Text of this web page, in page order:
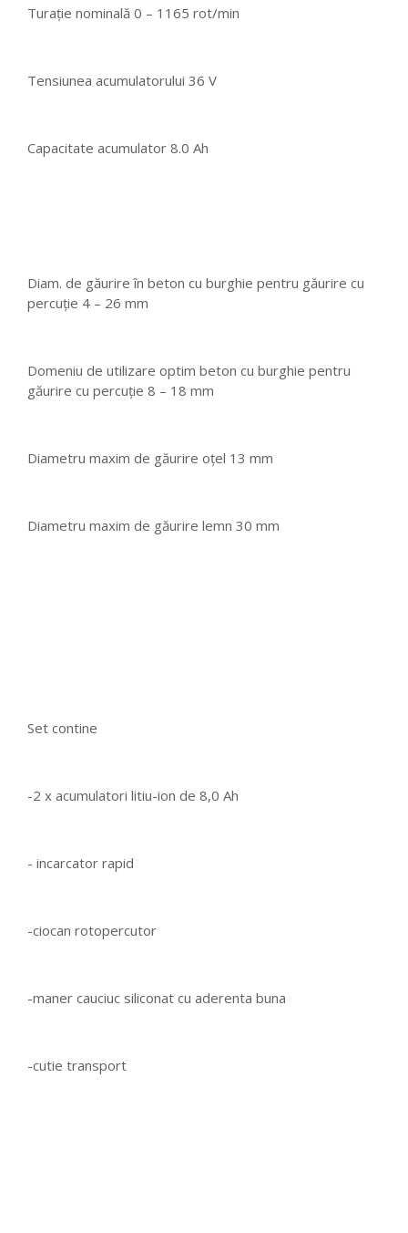
Turaţie nominală 0 – 1165 rot/min
Tensiunea acumulatorului 36 V
Capacitate acumulator 8.0 Ah
Diam. de găurire în beton cu burghie pentru găurire cu
percuţie 4 – 26 mm
Domeniu de utilizare optim beton cu burghie pentru
găurire cu percuţie 8 – 18 mm
Diametru maxim de găurire oţel 13 mm
Diametru maxim de găurire lemn 30 mm
Set contine
-2 x acumulatori litiu-ion de 8,0 Ah
- incarcator rapid
-ciocan rotopercutor
-maner cauciuc siliconat cu aderenta buna
-cutie transport